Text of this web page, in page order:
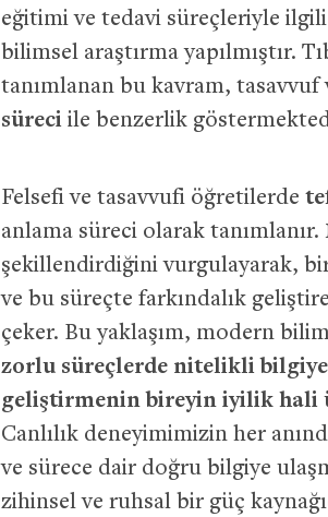
eğitimi ve tedavi süreçleriyle
bilimsel araştırma yapılmıştır.
tanımlanan bu kavram,
süreci ile benzerlik
Felsefi ve tasavvufi öğretilerde
anlama süreci olarak tanımlanır.
şekillendirdiğini vurgulayarak,
ve bu süreçte farkındalık
çeker. Bu yaklaşım, modern
zorlu süreçlerde nitelikli
geliştirmenin bireyin iyilik hali
Canlılık deneyimimizin her
ve sürece dair doğru bilgiye
zihinsel ve ruhsal bir güç